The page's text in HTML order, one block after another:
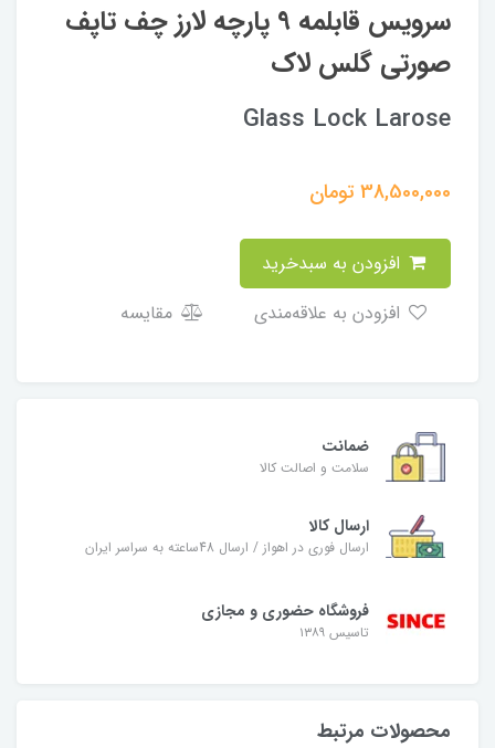
سرویس قابلمه 9 پارچه لارز چف تاپف
صورتی گلس لاک
Glass Lock Larose
38,500,000تومان
مقایسه
ضمانت
سلامت و اصالت کالا
ارسال کالا
ارسال فوری در اهواز / ارسال 48ساعته به سراسر ایران
فروشگاه حضوری و مجازی
تاسیس ۱۳۸۹
محصولات مرتبط